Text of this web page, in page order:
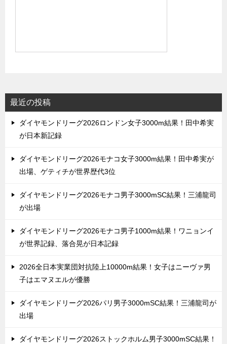
最近の投稿
ダイヤモンドリーグ2026ロンドン女子3000m結果！田中希実
が日本新記録
ダイヤモンドリーグ2026モナコ女子3000m結果！田中希実が
出場、ゲティチが世界歴代3位
ダイヤモンドリーグ2026モナコ男子3000mSC結果！三浦龍司
が出場
ダイヤモンドリーグ2026モナコ男子1000m結果！ワニョンイ
が世界記録、落合晃が日本記録
2026全日本実業団対抗陸上10000m結果！女子はニーヴァ男
子はエマヌエルが優勝
ダイヤモンドリーグ2026パリ男子3000mSC結果！三浦龍司が
出場
ダイヤモンドリーグ2026ストックホルム男子3000mSC結果！